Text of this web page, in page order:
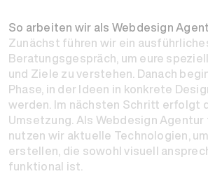
So arbeiten wir als Webdesign
Zunächst führen wir ein
Beratungsgespräch, um eure
und Ziele zu verstehen. Danach
Phase, in der Ideen in konkrete
werden. Im nächsten Schritt erfolgt
Umsetzung. Als Webdesign Agentur
nutzen wir aktuelle Technologien,
erstellen, die sowohl visuell
funktional ist.